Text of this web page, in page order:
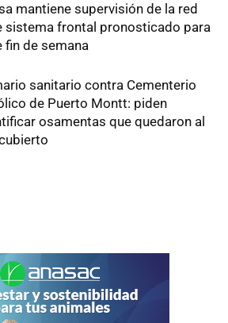
mantiene supervisión de la red
sistema frontal pronosticado para
fin de semana
sanitario contra Cementerio
de Puerto Montt: piden
osamentas que quedaron al